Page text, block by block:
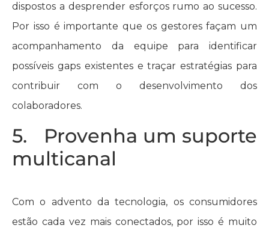
dispostos a desprender esforços rumo ao sucesso.
Por isso é importante que os gestores façam um
acompanhamento da equipe para identificar
possíveis gaps existentes e traçar estratégias para
contribuir com o desenvolvimento dos
colaboradores.
5. Provenha um suporte
multicanal
Com o advento da tecnologia, os consumidores
estão cada vez mais conectados, por isso é muito